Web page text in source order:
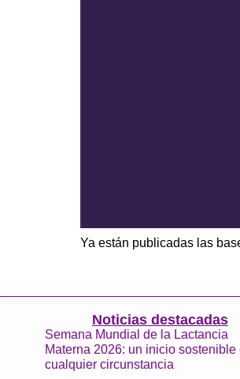
Ya están publicadas las
Noticias destacadas
Semana Mundial de la Lactancia
Materna 2026: un inicio sostenible
cualquier circunstancia